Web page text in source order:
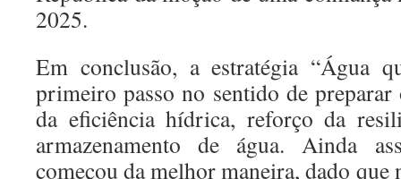
2025.
Em conclusão, a estratégia “Água
primeiro passo no sentido de
da eficiência hídrica, reforço da
armazenamento de água. Ainda
começou da melhor maneira, dado